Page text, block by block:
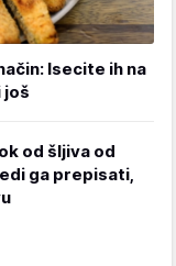
Isecite ih na
još
od šljiva od
ga prepisati,